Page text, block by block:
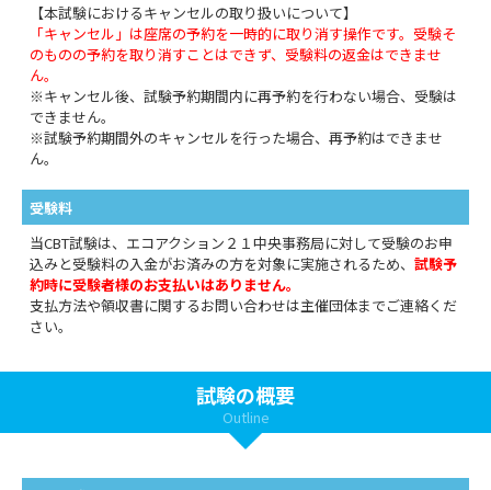
【本試験におけるキャンセルの取り扱いについて】
「キャンセル」は座席の予約を一時的に取り消す操作です。受験そ
のものの予約を取り消すことはできず、受験料の返金はできませ
ん。
※キャンセル後、試験予約期間内に再予約を行わない場合、受験は
できません。
※試験予約期間外のキャンセルを行った場合、再予約はできませ
ん。
受験料
当CBT試験は、エコアクション２１中央事務局に対して受験のお申
込みと受験料の入金がお済みの方を対象に実施されるため、 試験予
約時に受験者様のお支払いはありません。
支払方法や領収書に関するお問い合わせは主催団体までご連絡くだ
さい。
試験の概要
Outline